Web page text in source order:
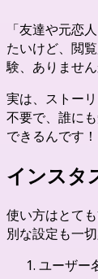
「友達や元恋
たいけど、閲
験、ありませ
実は、ストー
不要で、誰に
できるんです！
インスタ
使い方はとて
別な設定も一
ユーザー